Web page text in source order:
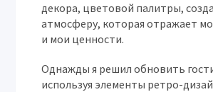
декора, цветовой палитры,
атмосферу, которая отражает
и мои ценности.
Однажды я решил обновить
используя элементы ретро-